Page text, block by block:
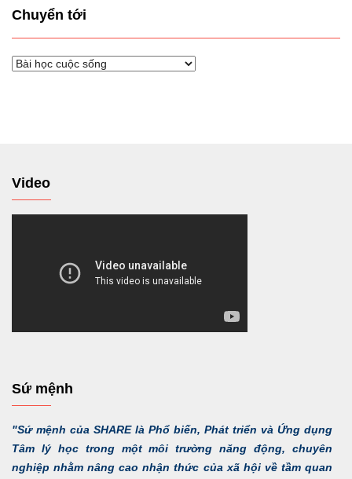
Chuyển tới
Chuyển
Video
Sứ mệnh
"Sứ mệnh của SHARE là Phổ biến, Phát triển và Ứng dụng
Tâm lý học trong một môi trường năng động, chuyên
nghiệp nhằm nâng cao nhận thức của xã hội về tầm quan